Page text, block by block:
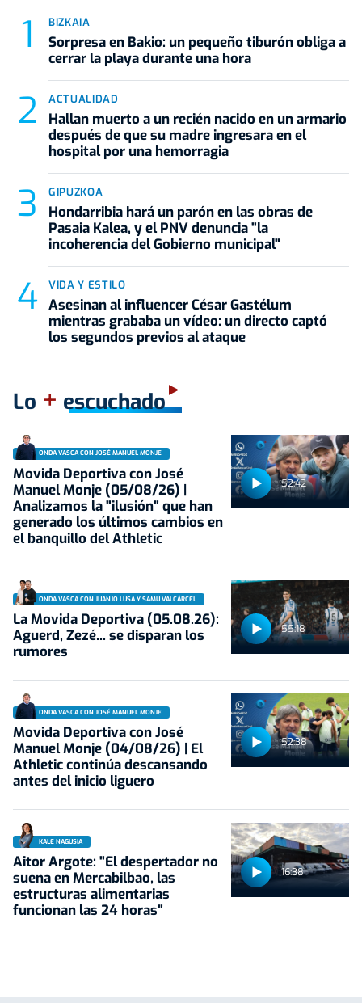
BIZKAIA
Sorpresa en Bakio: un pequeño tiburón obliga a
cerrar la playa durante una hora
ACTUALIDAD
Hallan muerto a un recién nacido en un armario
después de que su madre ingresara en el
hospital por una hemorragia
GIPUZKOA
Hondarribia hará un parón en las obras de
Pasaia Kalea, y el PNV denuncia "la
incoherencia del Gobierno municipal"
VIDA Y ESTILO
Asesinan al influencer César Gastélum
mientras grababa un vídeo: un directo captó
los segundos previos al ataque
Lo + escuchado
52:42
ONDA VASCA CON JOSÉ MANUEL MONJE
Movida Deportiva con José
Manuel Monje (05/08/26) |
Analizamos la "ilusión" que han
generado los últimos cambios en
el banquillo del Athletic
55:18
ONDA VASCA CON JUANJO LUSA Y SAMU VALCÁRCEL
La Movida Deportiva (05.08.26):
Aguerd, Zezé... se disparan los
rumores
52:38
ONDA VASCA CON JOSÉ MANUEL MONJE
Movida Deportiva con José
Manuel Monje (04/08/26) | El
Athletic continúa descansando
antes del inicio liguero
16:38
KALE NAGUSIA
Aitor Argote: "El despertador no
suena en Mercabilbao, las
estructuras alimentarias
funcionan las 24 horas"